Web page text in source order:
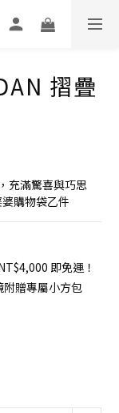
摺疊
充滿驚喜與巧思
購物袋乙件
即免運！
附贈專屬小方包